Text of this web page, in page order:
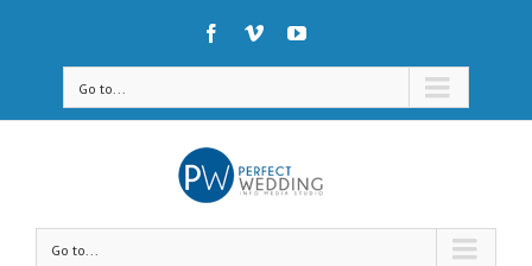
Go to...
Go to...